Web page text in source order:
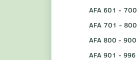
AFA 601 - 700
AFA 701 - 800
AFA 800 - 900
AFA 901 - 996